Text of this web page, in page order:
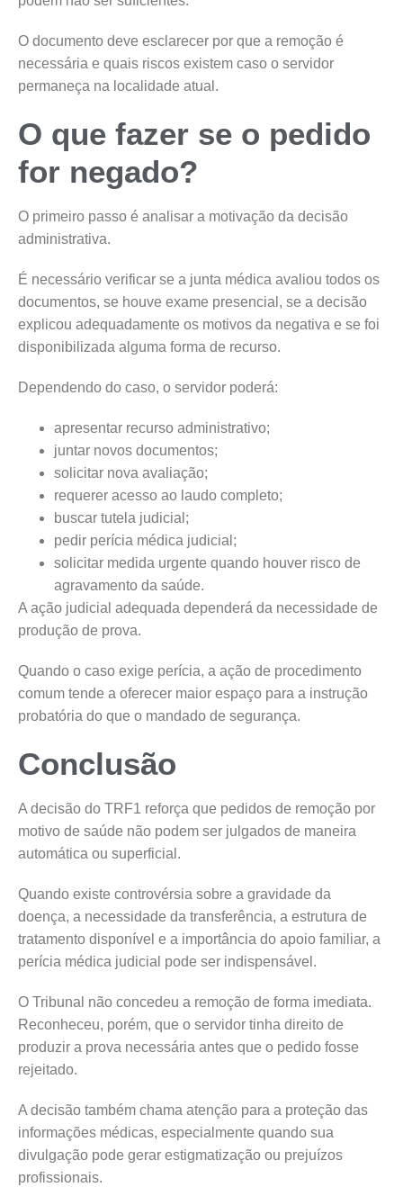
O documento deve esclarecer por que a remoção é
necessária e quais riscos existem caso o servidor
permaneça na localidade atual.
O que fazer se o pedido
for negado?
O primeiro passo é analisar a motivação da decisão
administrativa.
É necessário verificar se a junta médica avaliou todos os
documentos, se houve exame presencial, se a decisão
explicou adequadamente os motivos da negativa e se foi
disponibilizada alguma forma de recurso.
Dependendo do caso, o servidor poderá:
apresentar recurso administrativo;
juntar novos documentos;
solicitar nova avaliação;
requerer acesso ao laudo completo;
buscar tutela judicial;
pedir perícia médica judicial;
solicitar medida urgente quando houver risco de
agravamento da saúde.
A ação judicial adequada dependerá da necessidade de
produção de prova.
Quando o caso exige perícia, a ação de procedimento
comum tende a oferecer maior espaço para a instrução
probatória do que o mandado de segurança.
Conclusão
A decisão do TRF1 reforça que pedidos de remoção por
motivo de saúde não podem ser julgados de maneira
automática ou superficial.
Quando existe controvérsia sobre a gravidade da
doença, a necessidade da transferência, a estrutura de
tratamento disponível e a importância do apoio familiar, a
perícia médica judicial pode ser indispensável.
O Tribunal não concedeu a remoção de forma imediata.
Reconheceu, porém, que o servidor tinha direito de
produzir a prova necessária antes que o pedido fosse
rejeitado.
A decisão também chama atenção para a proteção das
informações médicas, especialmente quando sua
divulgação pode gerar estigmatização ou prejuízos
profissionais.